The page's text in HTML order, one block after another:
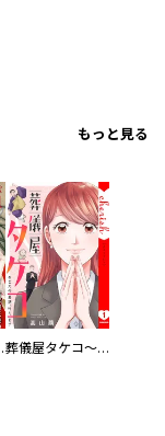
もっと見る
版】 葬儀屋タケコ～あなたの最期、叶えます【電子単行本版】